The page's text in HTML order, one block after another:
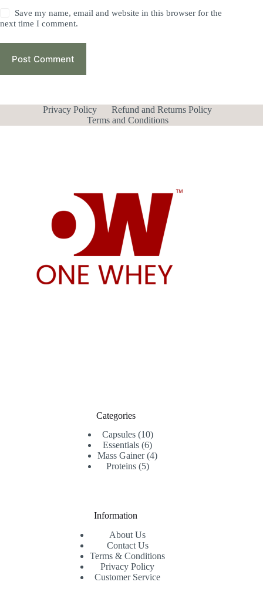
Save my name, email and website in this browser for the
next time I comment.
Post Comment
Privacy Policy
Refund and Returns Policy
Terms and Conditions
Categories
Capsules 1010
products
Essentials 66
products
Mass Gainer 44
Proteins 55
Information
About Us
Contact Us
Terms & Conditions
Privacy Policy
Customer Service